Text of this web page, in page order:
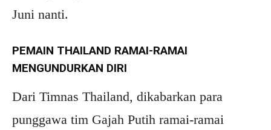
Juni nanti.
PEMAIN THAILAND RAMAI-RAMAI
MENGUNDURKAN DIRI
Dari Timnas Thailand, dikabarkan para
punggawa tim Gajah Putih ramai-ramai